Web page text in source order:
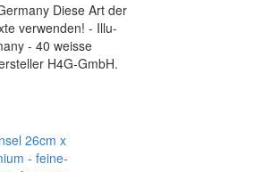
Diese Art der
verwenden! - Illu-
- 40 weisse
H4G-GmbH.